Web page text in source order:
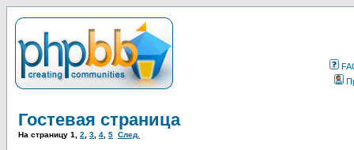
Гостевая страница
На страницу 1 2 3 4 5 След.